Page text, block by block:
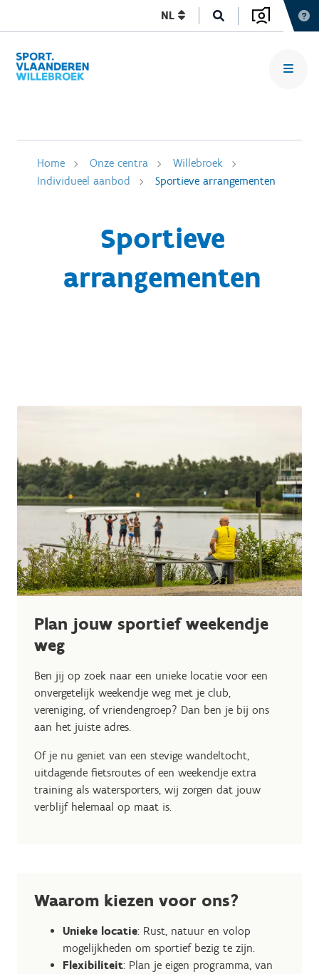
NL
Home Onze centra
Willebroek
Individueel aanbod
Sportieve arrangementen
Sportieve
arrangementen
Plan jouw sportief weekendje
weg
Ben jij op zoek naar een unieke locatie voor een
onvergetelijk weekendje weg met je club,
vereniging, of vriendengroep? Dan ben je bij ons
aan het juiste adres.
Of je nu geniet van een stevige wandeltocht,
uitdagende fietsroutes of een weekendje extra
training als watersporters, wij zorgen dat jouw
verblijf helemaal op maat is.
Waarom kiezen voor ons?
Unieke locatie: Rust, natuur en volop
mogelijkheden om sportief bezig te zijn.
Flexibiliteit: Plan je eigen programma, van